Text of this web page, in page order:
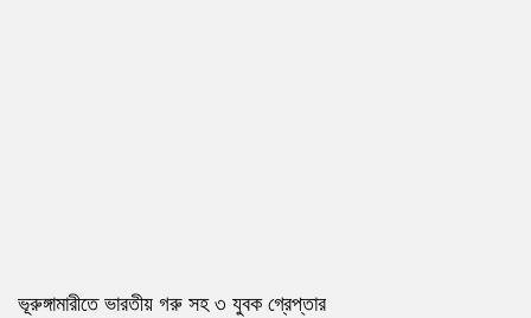
ভূরুঙ্গামারীতে ভারতীয় গরু সহ ৩ যুবক গ্রেপ্তার